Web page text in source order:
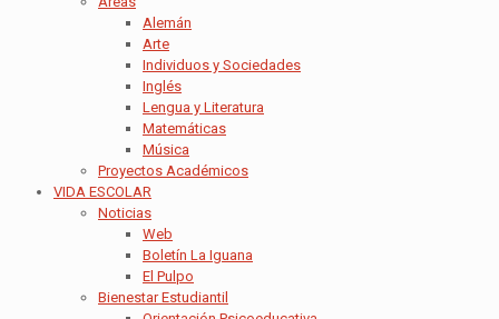
Alemán
Arte
Individuos y Sociedades
Inglés
Lengua y Literatura
Matemáticas
Música
Proyectos Académicos
VIDA ESCOLAR
Noticias
Web
Boletín La Iguana
El Pulpo
Bienestar Estudiantil